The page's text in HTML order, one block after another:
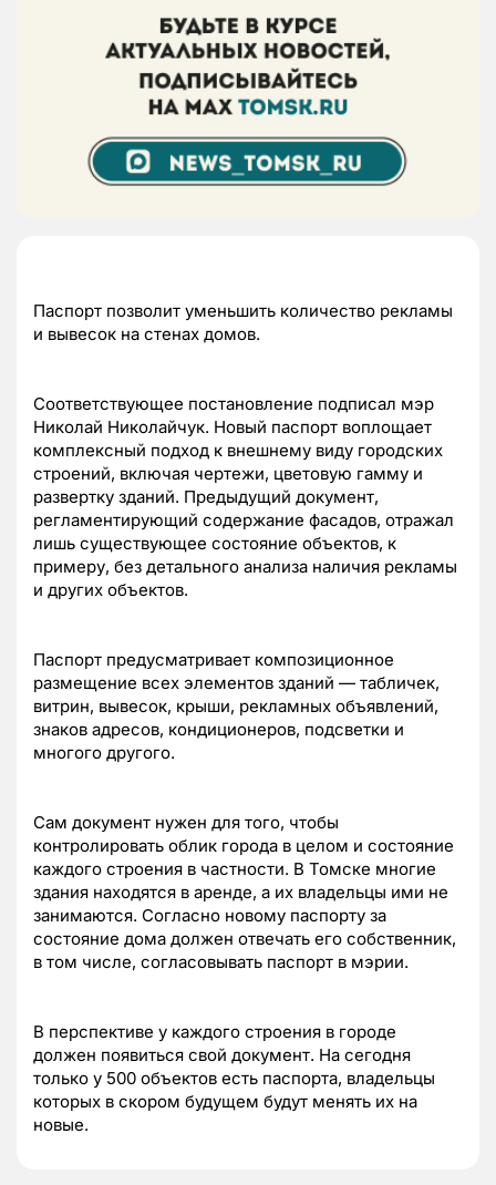
Паспорт позволит уменьшить количество рекламы
и вывесок на стенах домов.
Соответствующее постановление подписал мэр
Николай Николайчук. Новый паспорт воплощает
комплексный подход к внешнему виду городских
строений, включая чертежи, цветовую гамму и
развертку зданий. Предыдущий документ,
регламентирующий содержание фасадов, отражал
лишь существующее состояние объектов, к
примеру, без детального анализа наличия рекламы
и других объектов.
Паспорт предусматривает композиционное
размещение всех элементов зданий — табличек,
витрин, вывесок, крыши, рекламных объявлений,
знаков адресов, кондиционеров, подсветки и
многого другого.
Сам документ нужен для того, чтобы
контролировать облик города в целом и состояние
каждого строения в частности. В Томске многие
здания находятся в аренде, а их владельцы ими не
занимаются. Согласно новому паспорту за
состояние дома должен отвечать его собственник,
в том числе, согласовывать паспорт в мэрии.
В перспективе у каждого строения в городе
должен появиться свой документ. На сегодня
только у 500 объектов есть паспорта, владельцы
которых в скором будущем будут менять их на
новые.